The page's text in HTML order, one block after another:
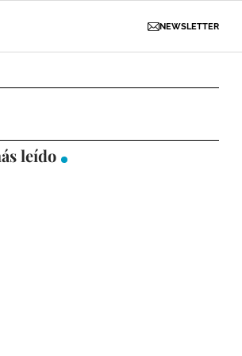
NEWSLETTER
leído